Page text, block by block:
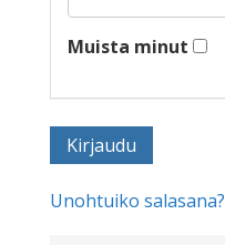
Muista minut
Unohtuiko salasana?